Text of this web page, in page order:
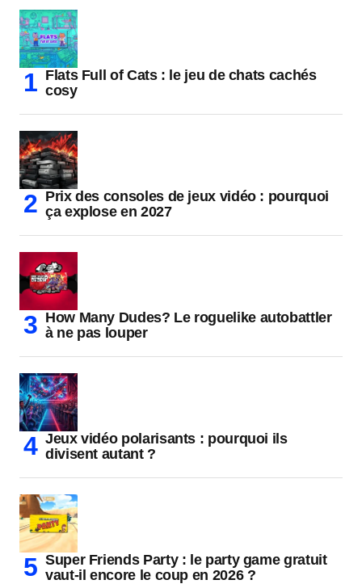
Flats Full of Cats : le jeu de chats cachés
cosy
Prix des consoles de jeux vidéo : pourquoi
ça explose en 2027
How Many Dudes? Le roguelike autobattler
à ne pas louper
Jeux vidéo polarisants : pourquoi ils
divisent autant ?
Super Friends Party : le party game gratuit
vaut-il encore le coup en 2026 ?